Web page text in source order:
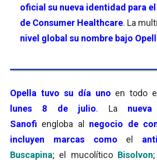
oficial su nueva identidad para
de Consumer Healthcare. La multi
nivel global su nombre bajo
Opella tuvo su día uno en todo
lunes 8 de julio. La
Sanofi engloba al negocio de
incluyen marcas como el
Buscapina; el mucolítico Bisolvon